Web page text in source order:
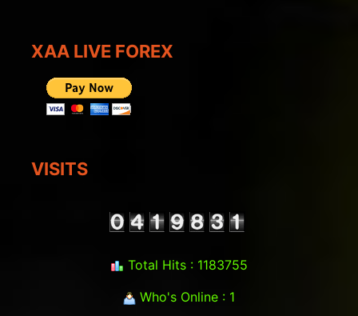
XAA LIVE FOREX
VISITS
Total Hits : 1183755
Who's Online : 1